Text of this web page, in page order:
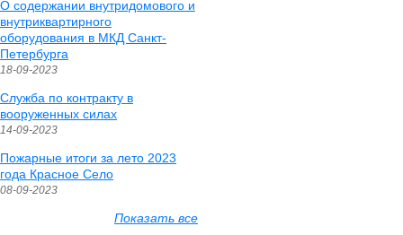
О содержании внутридомового и
внутриквартирного
оборудования в МКД Санкт-
Петербурга
18-09-2023
Служба по контракту в
вооруженных силах
14-09-2023
Пожарные итоги за лето 2023
года Красное Село
08-09-2023
Показать все